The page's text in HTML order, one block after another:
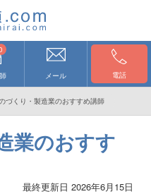
メール 電話
づくり・製造業のおすすめ講師
業のおすす
最終更新日 2026年6月15日